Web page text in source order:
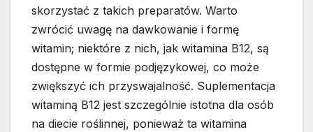
skorzystać z takich preparatów. Warto
zwrócić uwagę na dawkowanie i formę
witamin; niektóre z nich, jak witamina B12, są
dostępne w formie podjęzykowej, co może
zwiększyć ich przyswajalność. Suplementacja
witaminą B12 jest szczególnie istotna dla osób
na diecie roślinnej, ponieważ ta witamina